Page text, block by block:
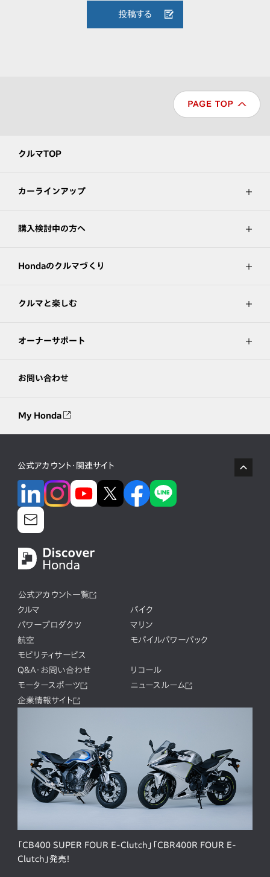
投稿する
クルマTOP
カーラインアップ
購入検討中の方へ
Hondaのクルマづくり
クルマと楽しむ
オーナーサポート
お問い合わせ
My Honda
公式アカウント・関連サイト
公式アカウント一覧
クルマ
バイク
パワープロダクツ
マリン
航空
モバイルパワーパック
モビリティサービス
Q&A・お問い合わせ
リコール
モータースポーツ
ニュースルーム
企業情報サイト
「CB400 SUPER FOUR E-Clutch」「CBR400R FOUR E-
Clutch」発売！